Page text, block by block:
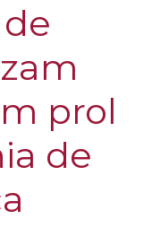
prol
de